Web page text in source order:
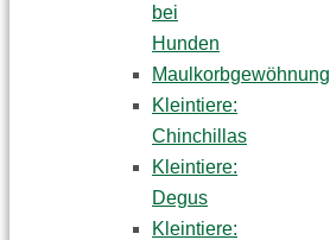
bei
Hunden
Maulkorbgewöhnung
Kleintiere:
Chinchillas
Kleintiere:
Degus
Kleintiere: